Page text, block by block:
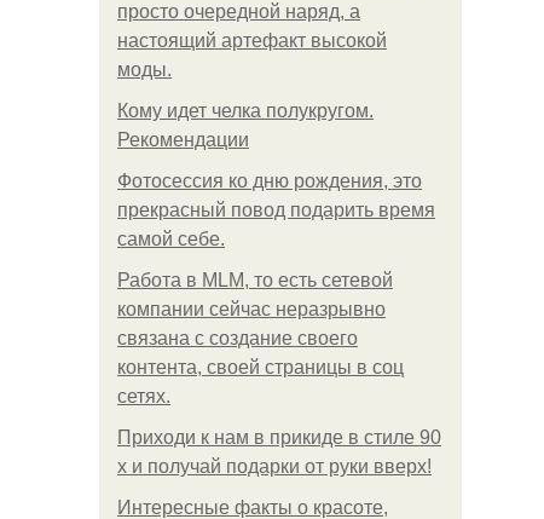
просто очередной наряд, а
настоящий артефакт высокой
моды.
Кому идет челка полукругом.
Рекомендации
Фотосессия ко дню рождения, это
прекрасный повод подарить время
самой себе.
Работа в MLM, то есть сетевой
компании сейчас неразрывно
связана с создание своего
контента, своей страницы в соц
сетях.
Приходи к нам в прикиде в стиле 90
х и получай подарки от руки вверх!
Интересные факты о красоте,